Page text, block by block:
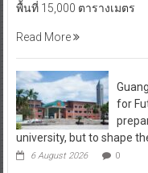
พื้นที่ 15,000 ตารางเมตร
Read More
for
university, but to shape
6 August 2026 0